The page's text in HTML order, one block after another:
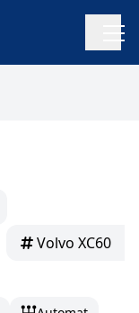
Volvo XC60